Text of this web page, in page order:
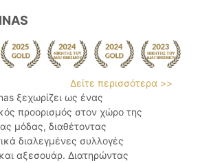
Δείτε περισσότερα >>
ξεχωρίζει ως ένας
προορισμός στον χώρο της
μόδας, διαθέτοντας
διαλεγμένες συλλογές
αξεσουάρ. Διατηρώντας